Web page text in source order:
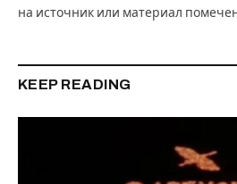
на источник или материал
KEEP READING